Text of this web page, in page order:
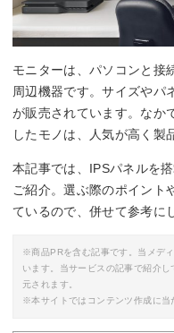
モニターは、パソコンと接
周辺機器です。サイズやパ
が販売されています。なか
したモノは、人気が高く製
本記事では、IPSパネルを
ご紹介。選ぶ際のポイント
ているので、併せて参考に
※商品PRを含む記事です。当メデ
います。当サービスの記事で紹介
元されます。
※本サイトではコンテンツ作成に当